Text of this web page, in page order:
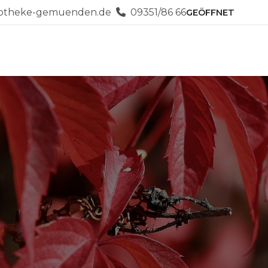
gemuenden.de 09351/86 66GEÖFFNET